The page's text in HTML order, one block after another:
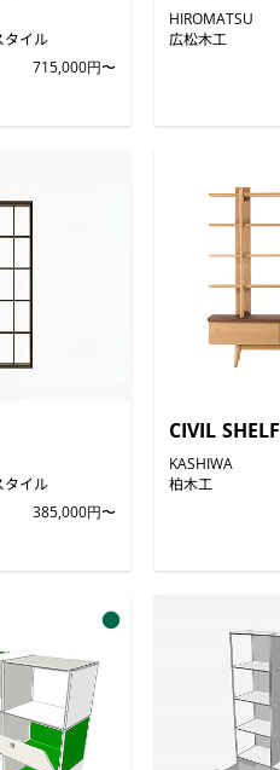
タイル
715,000円〜
HIROMATSU
広松木工
タイル
385,000円〜
CIVIL SHELF
KASHIWA
柏木工
●